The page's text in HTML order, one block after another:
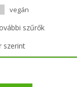
vegán
szűrők
szerint